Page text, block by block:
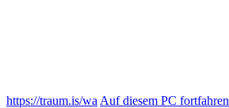
https://traum.is/wa Auf diesem PC fortfahren